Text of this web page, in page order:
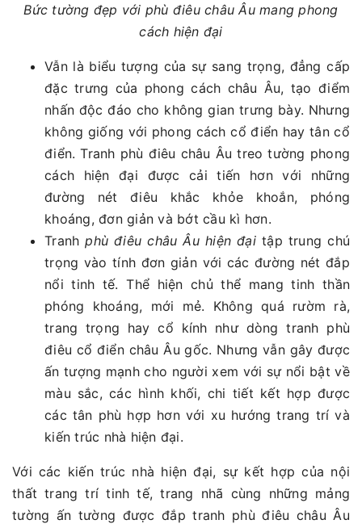
Bức tường đẹp với phù điêu châu Âu mang phong
cách hiện đại
Vẫn là biểu tượng của sự sang trọng, đẳng cấp
đặc trưng của phong cách châu Âu, tạo điểm
nhấn độc đáo cho không gian trưng bày. Nhưng
không giống với phong cách cổ điển hay tân cổ
điển. Tranh phù điêu châu Âu treo tường phong
cách hiện đại được cải tiến hơn với những
đường nét điêu khắc khỏe khoắn, phóng
khoáng, đơn giản và bớt cầu kì hơn.
Tranhphù điêu châu Âu hiện đạitập trung chú
trọng vào tính đơn giản với các đường nét đắp
nổi tinh tế. Thể hiện chủ thể mang tinh thần
phóng khoáng, mới mẻ. Không quá rườm rà,
trang trọng hay cổ kính như dòng tranh phù
điêu cổ điển châu Âu gốc. Nhưng vẫn gây được
ấn tượng mạnh cho người xem với sự nổi bật về
màu sắc, các hình khối, chi tiết kết hợp được
các tân phù hợp hơn với xu hướng trang trí và
kiến trúc nhà hiện đại.
Với các kiến trúc nhà hiện đại, sự kết hợp của nội
thất trang trí tinh tế, trang nhã cùng những mảng
tường ấn tường được đắp tranh phù điêu châu Âu